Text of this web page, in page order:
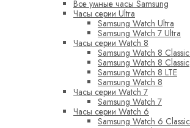
Все умные часы Samsung
Часы серии Ultra
Samsung Watch Ultra
Samsung Watch 7 Ultra
Часы серии Watch 8
Samsung Watch 8
Samsung Watch 8 Classic
Samsung Watch 8 LTE
Samsung Watch 8
Часы серии Watch 7
Samsung Watch 7
Часы серии Watch 6
Samsung Watch 6